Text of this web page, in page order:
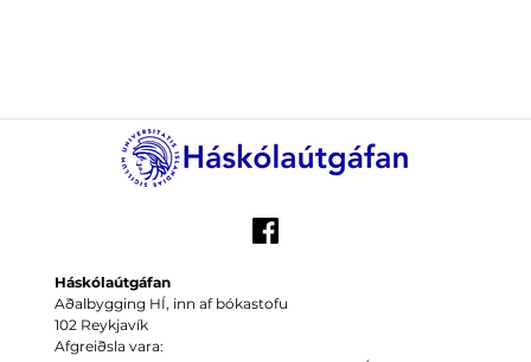
Háskólaútgáfan
Aðalbygging HÍ, inn af bókastofu
102 Reykjavík
Afgreiðsla vara: